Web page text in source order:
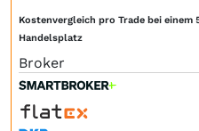
Kostenvergleich pro Trade bei einem
Handelsplatz
Broker